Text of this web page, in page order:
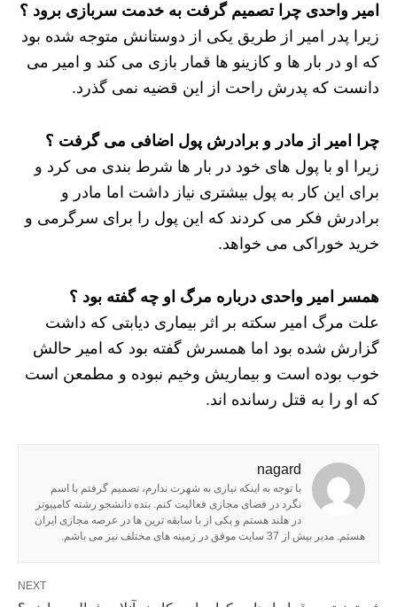
امیر واحدی چرا تصمیم گرفت به خدمت سربازی برود ؟
زیرا پدر امیر از طریق یکی از دوستانش متوجه شده بود
که او در بار ها و کازینو ها قمار بازی می کند و امیر می
دانست که پدرش راحت از این قضیه نمی گذرد.
چرا امیر از مادر و برادرش پول اضافی می گرفت ؟
زیرا او با پول های خود در بار ها شرط بندی می کرد و
برای این کار به پول بیشتری نیاز داشت اما مادر و
برادرش فکر می کردند که این پول را برای سرگرمی و
خرید خوراکی می خواهد.
همسر امیر واحدی درباره مرگ او چه گفته بود ؟
علت مرگ امیر سکته بر اثر بیماری دیابتی که داشت
گزارش شده بود اما همسرش گفته بود که امیر حالش
خوب بوده است و بیماریش وخیم نبوده و مطمعن است
که او را به قتل رسانده اند.
nagard
با توجه به اینکه نیازی به شهرت ندارم، تصمیم گرفتم با اسم
نگرد در فضای مجازی فعالیت کنم. بنده دانشجو رشته کامپیوتر
در هلند هستم و یکی از با سابقه ترین ها در عرصه مجازی ایران
هستم. مدیر بیش از 37 سایت موفق در زمینه های مختلف نیز می باشم.
NEXT